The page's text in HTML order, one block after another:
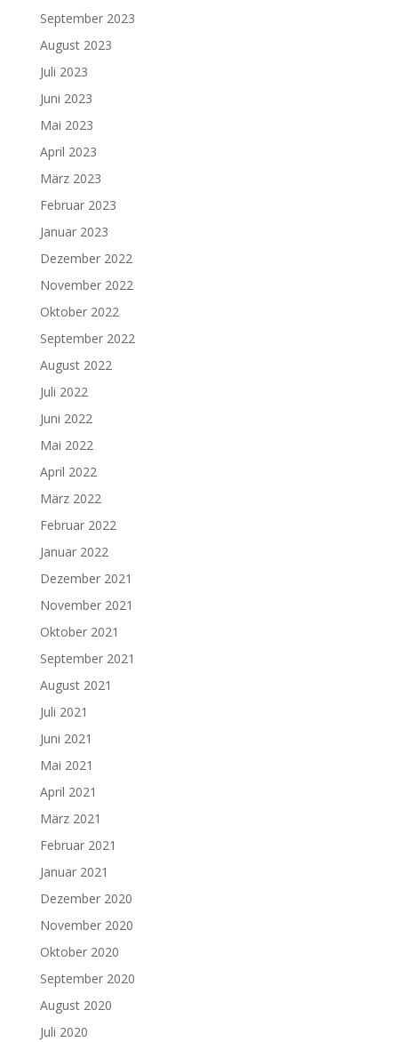
September 2023
August 2023
Juli 2023
Juni 2023
Mai 2023
April 2023
März 2023
Februar 2023
Januar 2023
Dezember 2022
November 2022
Oktober 2022
September 2022
August 2022
Juli 2022
Juni 2022
Mai 2022
April 2022
März 2022
Februar 2022
Januar 2022
Dezember 2021
November 2021
Oktober 2021
September 2021
August 2021
Juli 2021
Juni 2021
Mai 2021
April 2021
März 2021
Februar 2021
Januar 2021
Dezember 2020
November 2020
Oktober 2020
September 2020
August 2020
Juli 2020